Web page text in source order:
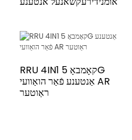
RRU 4IN1 קאָמבאָ 5G
אַנטענע פֿאַר הואַוועי AR
ראַוטער